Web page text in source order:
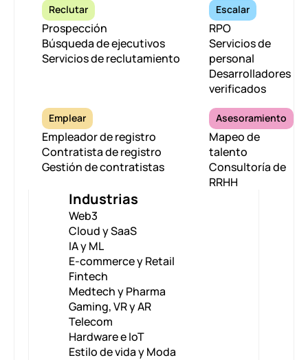
Reclutar
Prospección
Búsqueda de ejecutivos
Servicios de reclutamiento
Escalar
RPO
Servicios de
personal
Desarrolladores
verificados
Emplear
Empleador de registro
Contratista de registro
Gestión de contratistas
Asesoramiento
Mapeo de
talento
Consultoría de
RRHH
Industrias
Web3
Cloud y SaaS
IA y ML
E-commerce y Retail
Fintech
Medtech y Pharma
Gaming, VR y AR
Telecom
Hardware e IoT
Estilo de vida y Moda